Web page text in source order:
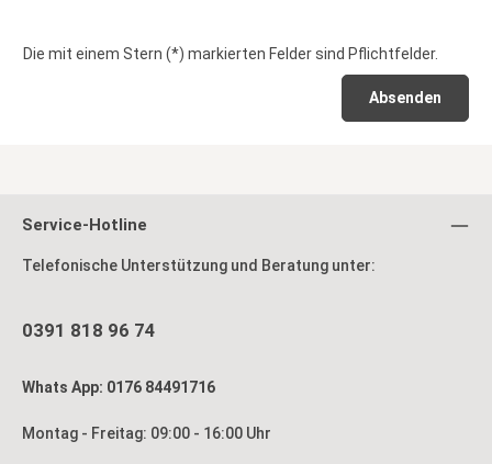
Die mit einem Stern (*) markierten Felder sind Pflichtfelder.
Absenden
Service-Hotline
Telefonische Unterstützung und Beratung unter:
0391 818 96 74
Whats App: 0176 84491716
Montag - Freitag: 09:00 - 16:00 Uhr